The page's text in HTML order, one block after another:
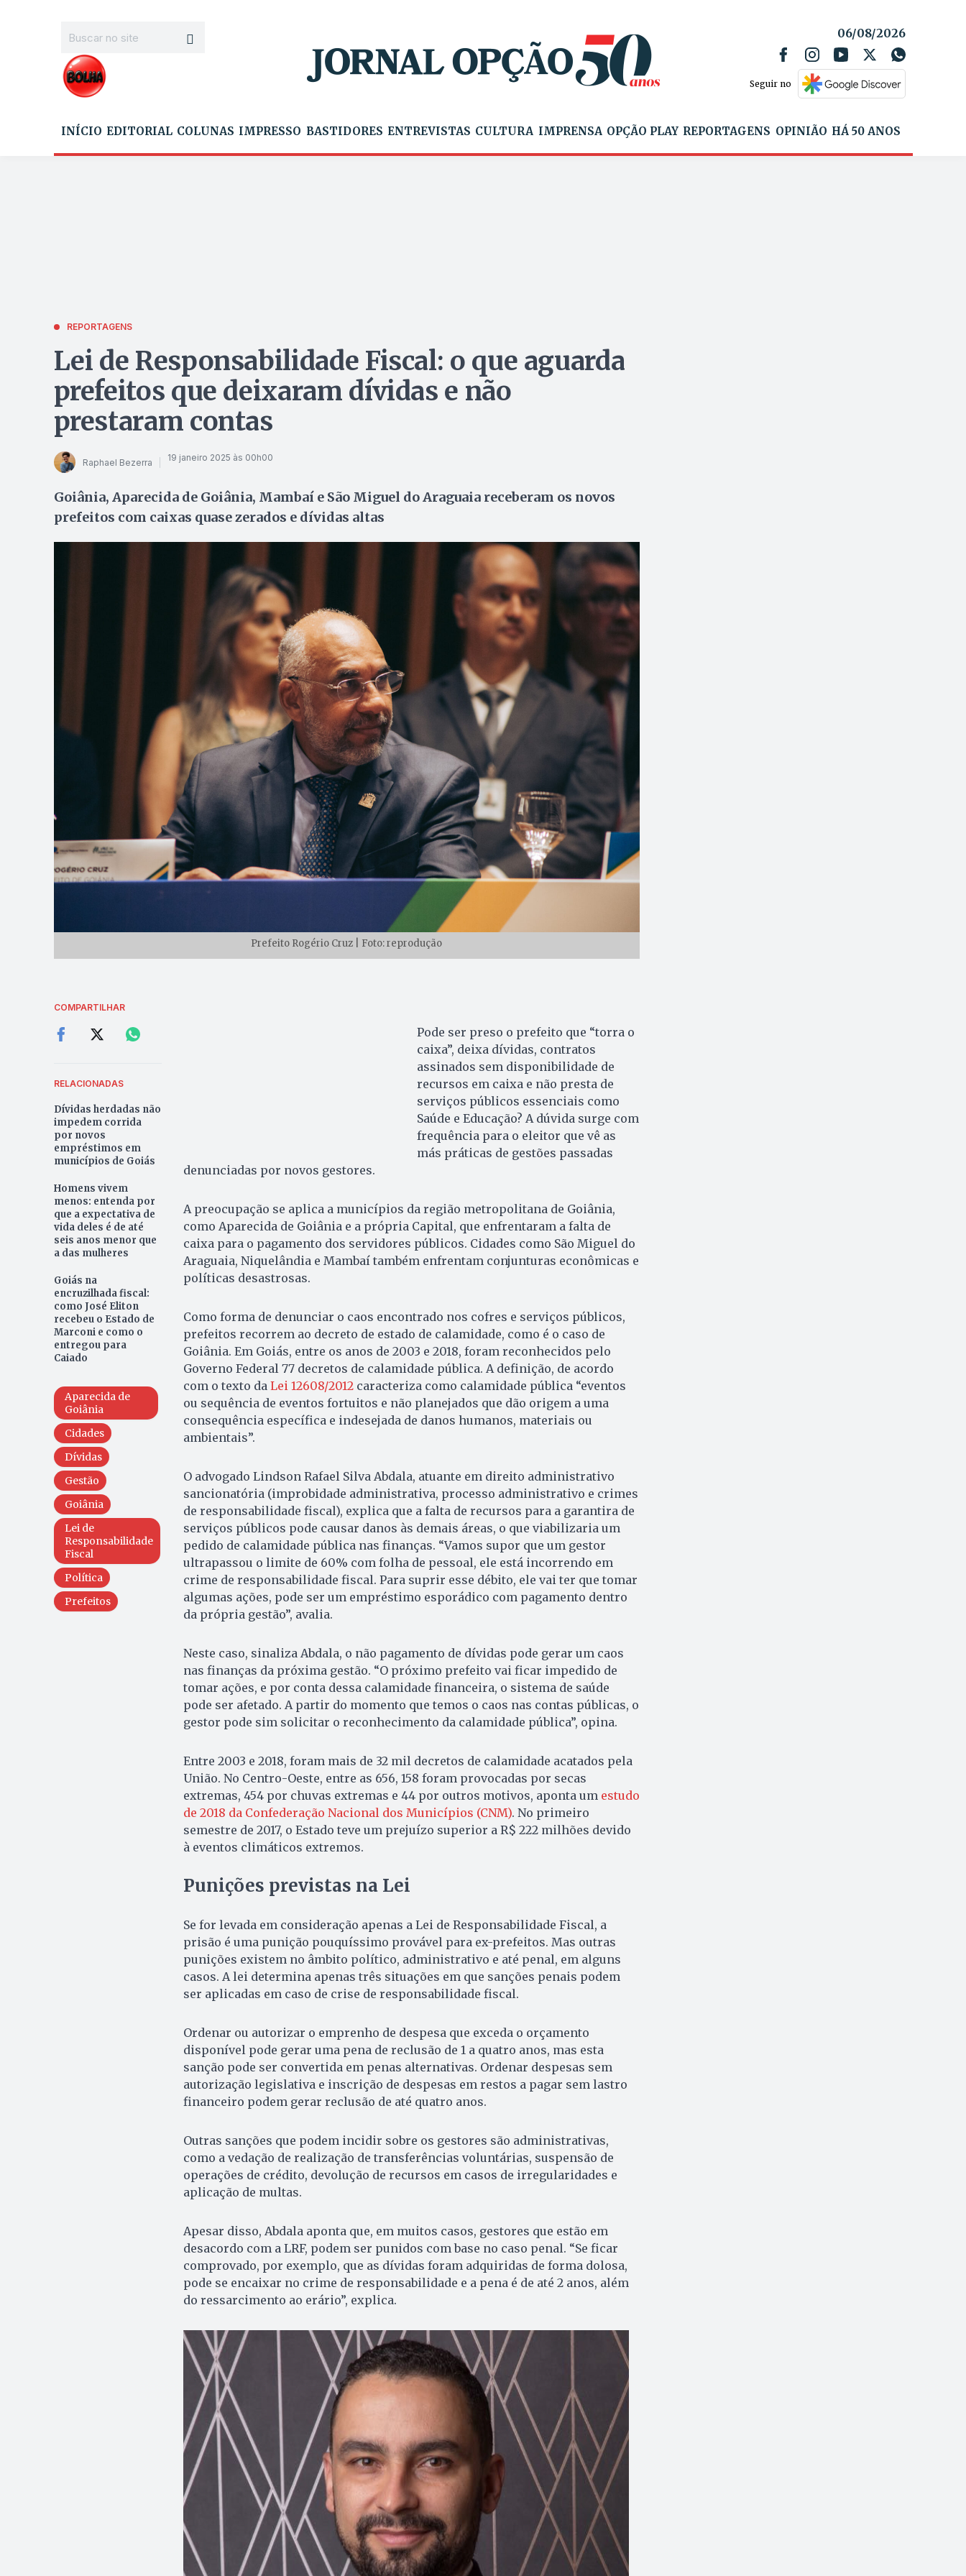
06/08/2026
Seguir no
INÍCIO EDITORIAL COLUNAS IMPRESSO BASTIDORES ENTREVISTAS CULTURA IMPRENSA OPÇÃO PLAY REPORTAGENS OPINIÃO HÁ 50 ANOS
REPORTAGENS
Lei de Responsabilidade Fiscal: o que aguarda
prefeitos que deixaram dívidas e não
prestaram contas
Raphael Bezerra 19 janeiro 2025 às 00h00
Goiânia, Aparecida de Goiânia, Mambaí e São Miguel do Araguaia receberam os novos
prefeitos com caixas quase zerados e dívidas altas
Prefeito Rogério Cruz | Foto: reprodução
COMPARTILHAR
RELACIONADAS
Dívidas herdadas não
impedem corrida
por novos
empréstimos em
municípios de Goiás
Homens vivem
menos: entenda por
que a expectativa de
vida deles é de até
seis anos menor que
a das mulheres
Goiás na
encruzilhada fiscal:
como José Eliton
recebeu o Estado de
Marconi e como o
entregou para
Caiado
Aparecida de
Goiânia
Cidades
Dívidas
Gestão
Goiânia
Lei de
Responsabilidade
Fiscal
Política
Prefeitos
Pode ser preso o prefeito que “torra o
caixa”, deixa dívidas, contratos
assinados sem disponibilidade de
recursos em caixa e não presta de
serviços públicos essenciais como
Saúde e Educação? A dúvida surge com
frequência para o eleitor que vê as
más práticas de gestões passadas
denunciadas por novos gestores.
A preocupação se aplica a municípios da região metropolitana de Goiânia,
como Aparecida de Goiânia e a própria Capital, que enfrentaram a falta de
caixa para o pagamento dos servidores públicos. Cidades como São Miguel do
Araguaia, Niquelândia e Mambaí também enfrentam conjunturas econômicas e
políticas desastrosas.
Como forma de denunciar o caos encontrado nos cofres e serviços públicos,
prefeitos recorrem ao decreto de estado de calamidade, como é o caso de
Goiânia. Em Goiás, entre os anos de 2003 e 2018, foram reconhecidos pelo
Governo Federal 77 decretos de calamidade pública. A definição, de acordo
com o texto da Lei 12608/2012caracteriza como calamidade pública “eventos
ou sequência de eventos fortuitos e não planejados que dão origem a uma
consequência específica e indesejada de danos humanos, materiais ou
ambientais”.
O advogado Lindson Rafael Silva Abdala, atuante em direito administrativo
sancionatória (improbidade administrativa, processo administrativo e crimes
de responsabilidade fiscal), explica que a falta de recursos para a garantira de
serviços públicos pode causar danos às demais áreas, o que viabilizaria um
pedido de calamidade pública nas finanças. “Vamos supor que um gestor
ultrapassou o limite de 60% com folha de pessoal, ele está incorrendo em
crime de responsabilidade fiscal. Para suprir esse débito, ele vai ter que tomar
algumas ações, pode ser um empréstimo esporádico com pagamento dentro
da própria gestão”, avalia.
Neste caso, sinaliza Abdala, o não pagamento de dívidas pode gerar um caos
nas finanças da próxima gestão. “O próximo prefeito vai ficar impedido de
tomar ações, e por conta dessa calamidade financeira, o sistema de saúde
pode ser afetado. A partir do momento que temos o caos nas contas públicas, o
gestor pode sim solicitar o reconhecimento da calamidade pública”, opina.
Entre 2003 e 2018, foram mais de 32 mil decretos de calamidade acatados pela
União. No Centro-Oeste, entre as 656, 158 foram provocadas por secas
extremas, 454 por chuvas extremas e 44 por outros motivos, aponta um estudo
de 2018 da Confederação Nacional dos Municípios (CNM). No primeiro
semestre de 2017, o Estado teve um prejuízo superior a R$ 222 milhões devido
à eventos climáticos extremos.
Punições previstas na Lei
Se for levada em consideração apenas a Lei de Responsabilidade Fiscal, a
prisão é uma punição pouquíssimo provável para ex-prefeitos. Mas outras
punições existem no âmbito político, administrativo e até penal, em alguns
casos. A lei determina apenas três situações em que sanções penais podem
ser aplicadas em caso de crise de responsabilidade fiscal.
Ordenar ou autorizar o emprenho de despesa que exceda o orçamento
disponível pode gerar uma pena de reclusão de 1 a quatro anos, mas esta
sanção pode ser convertida em penas alternativas. Ordenar despesas sem
autorização legislativa e inscrição de despesas em restos a pagar sem lastro
financeiro podem gerar reclusão de até quatro anos.
Outras sanções que podem incidir sobre os gestores são administrativas,
como a vedação de realização de transferências voluntárias, suspensão de
operações de crédito, devolução de recursos em casos de irregularidades e
aplicação de multas.
Apesar disso, Abdala aponta que, em muitos casos, gestores que estão em
desacordo com a LRF, podem ser punidos com base no caso penal. “Se ficar
comprovado, por exemplo, que as dívidas foram adquiridas de forma dolosa,
pode se encaixar no crime de responsabilidade e a pena é de até 2 anos, além
do ressarcimento ao erário”, explica.